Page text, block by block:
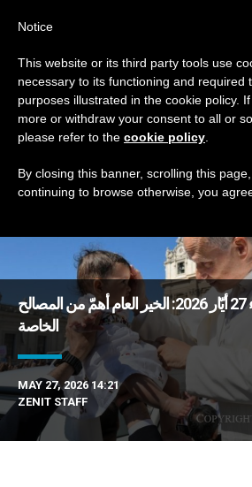
TAG
DERNIÈRES NOUVELLES
عناوين نشرة الأربعاء 27 أيّار 2026: الخير العام أهمّ من المصالح
الخاصة
MAY 27, 2026 14:21
ZENIT STAFF
Notice
This website or its third party tools use
necessary to its functioning and required
purposes illustrated in the cookie policy.
more or withdraw your consent to all or
please refer to the cookie policy
By closing this banner, scrolling this
continuing to browse otherwise, you